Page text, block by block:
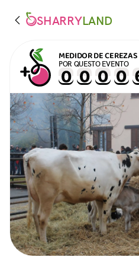
SHARRYLAND
MEDIDOR DE CEREZAS
POR QUESTO EVENTO